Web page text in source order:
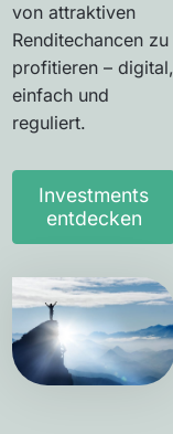
von attraktiven
Renditechancen zu
profitieren – digital,
einfach und
reguliert.
Investments
entdecken